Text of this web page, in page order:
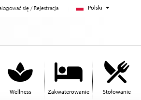
Polski
się / Rejestracja
Wellness Zakwaterowanie Stołowanie